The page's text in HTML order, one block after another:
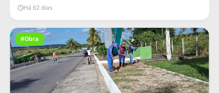
Há 62 dias
#Obra